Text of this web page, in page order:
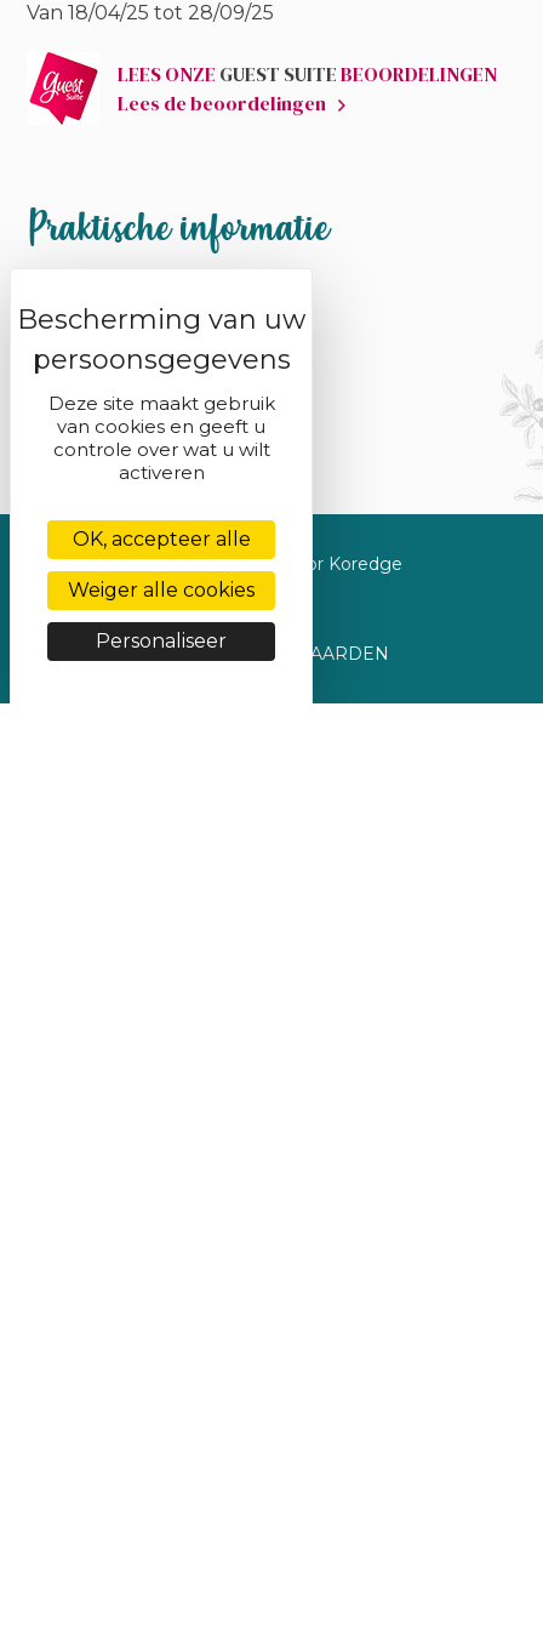
Van 18/04/25 tot 28/09/25
LEES ONZE GUEST SUITEBEOORDELINGEN
Lees de beoordelingen
Praktische informatie
Boek uw verblijf
Geregisseerd door Koredge
Wettelijke vermeldingen
ALGEMENE VERKOOPSVOORWAARDEN
Deze site maakt gebruik
van cookies en geeft u
controle over wat u wilt
activeren
OK, accepteer alle
Weiger alle cookies
Personaliseer